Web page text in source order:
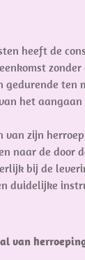
heeft de
zonder
gedurende ten
het aangaan
van zijn
naar de door
bij de
duidelijke
van